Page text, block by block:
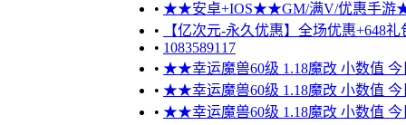
• ★★安卓+IOS★★GM/满V/优惠手游
•
【亿次元-永久优惠】全场优惠+648
• 1083589117
• ★★幸运魔兽60级 1.18魔改 小数值
• ★★幸运魔兽60级 1.18魔改 小数值
• ★★幸运魔兽60级 1.18魔改 小数值